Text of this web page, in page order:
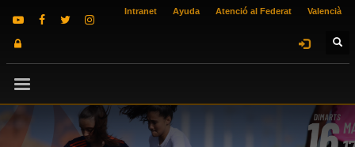
Intranet Ayuda Atenció al Federat Valencià